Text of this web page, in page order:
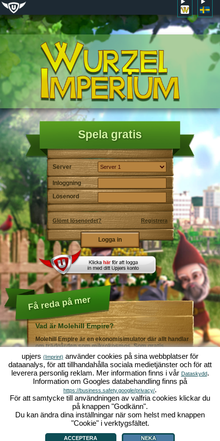
Spela gratis
Server
Inloggning
Lösenord
Glömt lösenordet? Registrera
Få reda på mer
Vad är Molehill Empire?
Molehill Empire är en ekonomisimulator där allt handlar
om trädgården som mikrokosmos. Som gratis
webbläsarspel fungerar det i din webbläsare - helt utan
ytterligare nedladdningar eller programinstallationer! I
rollen som trädgårdsmästare skapar du ditt eget gröna
paradis. Plantera! Vattna! Skörda! Du väljer mellan alla
möjliga olika grönsaker och frukter: tomater och
jordgubbar - eller kanske hellre morötter och sallad?
Gurka och broccoli? Äsch - varför inte fylla ditt
trädgårdsland med lite av varje!? Besök städerna
Grönadal och Metropola för att handla med andra
spelare. Köp nya, spännande grödor och ge livet i
örtagården en extra krydda med exklusiva
trädgårdsdekorationer. Uppfyll dina kunders önskemål
och var alltid mån om god grannsämja, så att inte din
Vad är Molehill Empire?|Bakgrund|Funktioner| Spelregler
Hantera Cookies
upjers (Imprint) använder cookies på sina webbplatser för
dataanalys, för att tillhandahålla sociala medietjänster och för att
leverera personlig reklam. Mer information finns i vår Dataskydd.
Information om Googles databehandling finns på
https://business.safety.google/privacy/.
För att samtycke till användningen av valfria cookies klickar du
på knappen "Godkänn".
Du kan ändra dina inställningar när som helst med knappen
"Cookie" i verktygsfältet.
ACCEPTERA NEKA